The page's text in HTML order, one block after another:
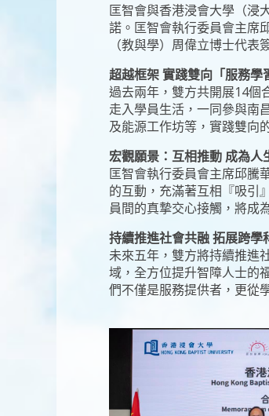
匡智會與香港浸會大學（浸
諾。匡智會執行委員會主席
（教與學）周偉立博士代
超越框架 實踐雙向「服務學
過去兩年，雙方共開展14個
走入學員生活，一同參與南
及能源工作坊等，實踐雙向
宏觀願景：互相推動 成為人
匡智會執行委員會主席邱騰
的互動，充滿著互相『吸引
員間的真摯交心接觸，將成
持續推進社會共融 拓展跨學
未來五年，雙方將持續推進
域，全方位提升智障人士的
們不僅是服務提供者，更從